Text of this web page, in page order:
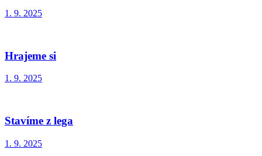
1. 9. 2025
Hrajeme si
1. 9. 2025
Stavíme z lega
1. 9. 2025